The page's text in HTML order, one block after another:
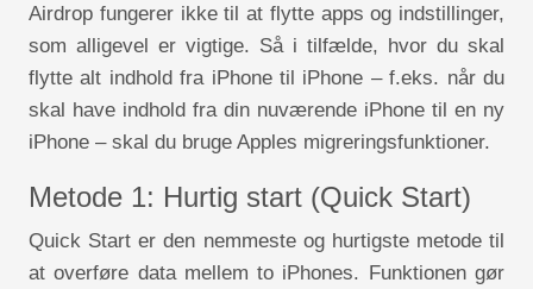
Airdrop fungerer ikke til at flytte apps og indstillinger,
som alligevel er vigtige. Så i tilfælde, hvor du skal
flytte alt indhold fra iPhone til iPhone – f.eks. når du
skal have indhold fra din nuværende iPhone til en ny
iPhone – skal du bruge Apples migreringsfunktioner.
Metode 1: Hurtig start (Quick Start)
Quick Start er den nemmeste og hurtigste metode til
at overføre data mellem to iPhones. Funktionen gør